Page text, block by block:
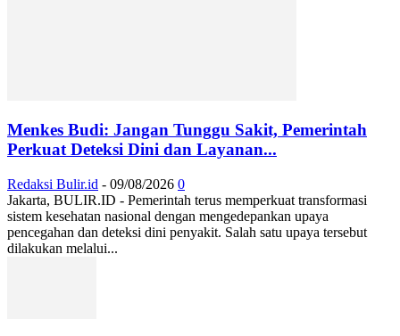
Menkes Budi: Jangan Tunggu Sakit, Pemerintah
Perkuat Deteksi Dini dan Layanan...
Redaksi Bulir.id - 09/08/2026 0
Jakarta, BULIR.ID - Pemerintah terus memperkuat transformasi
sistem kesehatan nasional dengan mengedepankan upaya
pencegahan dan deteksi dini penyakit. Salah satu upaya tersebut
dilakukan melalui...